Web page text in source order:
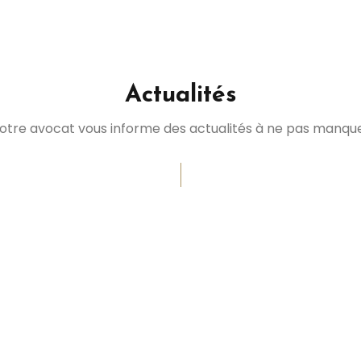
Actualités
avocat vous informe des actualités à ne pas